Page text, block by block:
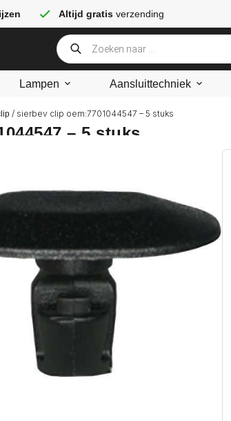
Altijd gratis verzending
Lampen Aansluittechniek
/ sierbev clip oem:7701044547 – 5 stuks
– 5 stuks